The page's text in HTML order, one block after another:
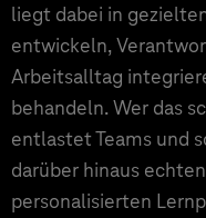
liegt dabei in
entwickeln,
Arbeitsalltag
behandeln. Wer das
entlastet Teams und
darüber hinaus
personalisierten